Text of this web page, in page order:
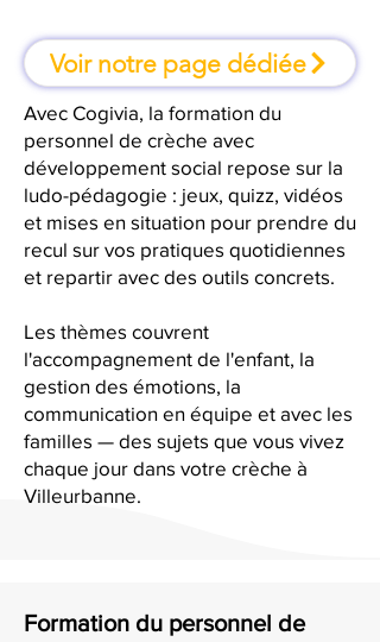
Voir notre page dédiée
Avec Cogivia, la formation du
personnel de crèche avec
développement social repose sur la
ludo-pédagogie : jeux, quizz, vidéos
et mises en situation pour prendre du
recul sur vos pratiques quotidiennes
et repartir avec des outils concrets.
Les thèmes couvrent
l'accompagnement de l'enfant, la
gestion des émotions, la
communication en équipe et avec les
familles — des sujets que vous vivez
chaque jour dans votre crèche à
Villeurbanne.
Formation du personnel de